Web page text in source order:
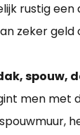
rustig een
zeker geld
spouw,
men met